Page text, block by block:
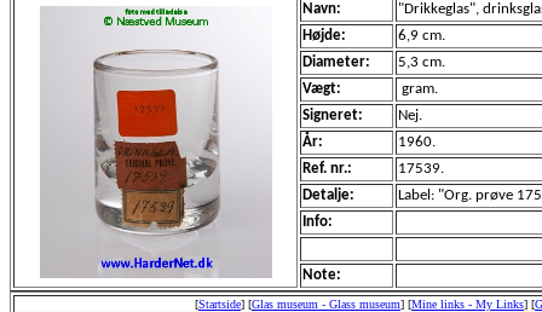
Navn:
"Drikkeglas",
Højde:
6,9 cm.
Diameter:
5,3 cm.
Vægt:
gram.
Signeret:
Nej.
År:
1960.
Ref. nr.:
17539.
Detalje:
Label: "Org. prøve
Info:
Note:
[Startside] [Glas museum - Glass museum] [Mine links - My Links] [